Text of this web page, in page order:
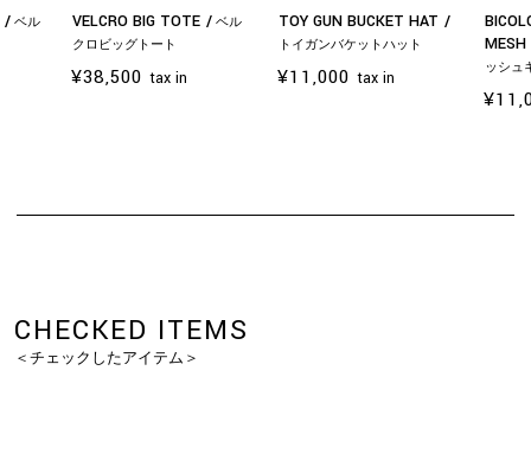
ベル VELCRO BIG TOTE
ベル
クロビッグトート
¥38,500 tax in
TOY GUN BUCKET HAT
トイガンバケットハット
¥11,000 tax in ッシュ
CHECKED ITEMS
＜チェックしたアイテム＞